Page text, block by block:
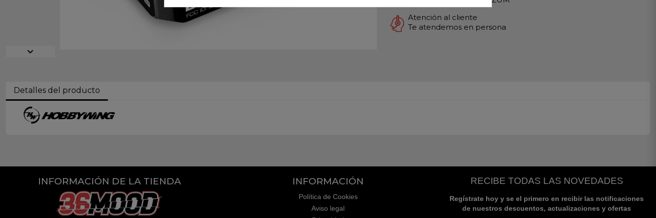
expand_more
Atención al cliente
Te atendemos en persona
Detalles del producto
INFORMACIÓN DE LA TIENDA INFORMACIÓN
Política de Cookies
Aviso legal
RECIBE TODAS LAS NOVEDADES
Regístrate hoy y se el primero en recibir las notificaciones
de nuestros descuentos, actualizaciones y ofertas